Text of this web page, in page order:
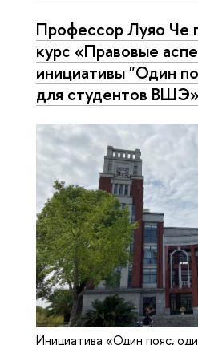
Профессор Луяо Че
курс «Правовые
инициативы "Один
для студентов ВШЭ»
Инициатива «Один пояс,